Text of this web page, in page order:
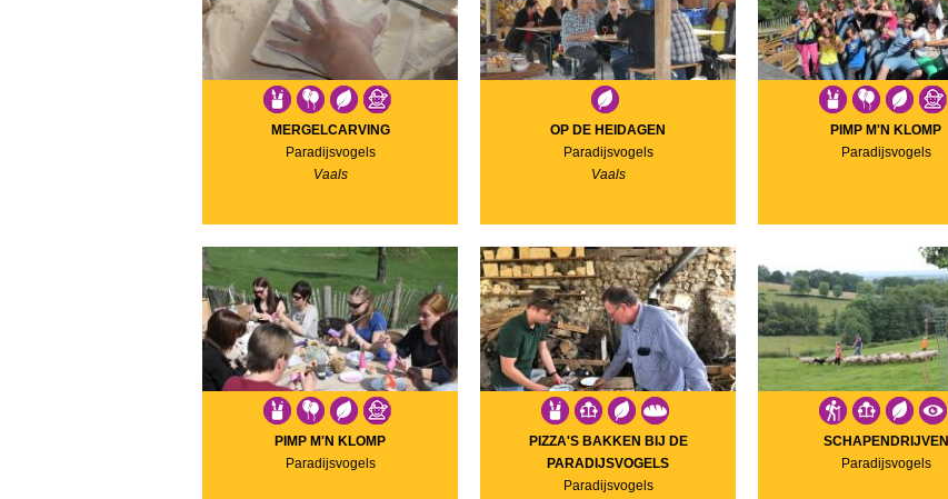
MERGELCARVING
Paradijsvogels
Vaals
OP DE HEIDAGEN
Paradijsvogels
Vaals
PIMP M'N KLOMP
Paradijsvogels
PIMP M'N KLOMP
Paradijsvogels
PIZZA'S BAKKEN BIJ DE
PARADIJSVOGELS
Paradijsvogels
SCHAPENDRIJVEN
Paradijsvogels